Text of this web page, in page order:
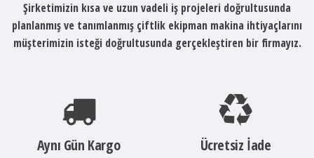
Şirketimizin kısa ve uzun vadeli iş projeleri doğrultusunda
planlanmış ve tanımlanmış çiftlik ekipman makina ihtiyaçlarını
müşterimizin isteği doğrultusunda gerçekleştiren bir firmayız.
Aynı Gün Kargo Ücretsiz İade